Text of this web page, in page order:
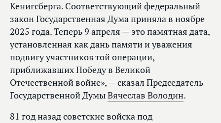
Кенигсберга. Соответствующий федеральный
закон Государственная Дума приняла в ноябре
2025 года. Теперь 9 апреля — это памятная дата,
установленная как дань памяти и уважения
подвигу участников той операции,
приближавших Победу в Великой
Отечественной войне», — сказал Председатель
Государственной ДумыВячеслав Володин.
81 год назад советские войска под